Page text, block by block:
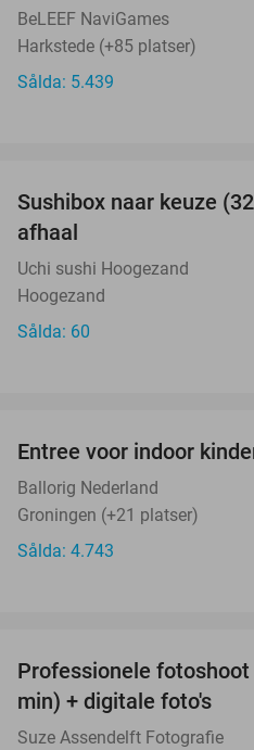
BeLEEF NaviGames
Harkstede (+85 platser)
Sålda: 5.439
Sushibox naar keuze
afhaal
Uchi sushi Hoogezand
Hoogezand
Sålda: 60
Entree voor indoor
Ballorig Nederland
Groningen (+21 platser)
Sålda: 4.743
Professionele
min) + digitale foto's
Suze Assendelft Fotografie